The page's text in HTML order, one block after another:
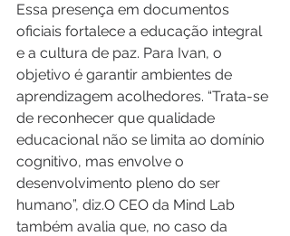
Essa presença em documentos
oficiais fortalece a educação integral
e a cultura de paz. Para Ivan, o
objetivo é garantir ambientes de
aprendizagem acolhedores. “Trata-se
de reconhecer que qualidade
educacional não se limita ao domínio
cognitivo, mas envolve o
desenvolvimento pleno do ser
humano”, diz.O CEO da Mind Lab
também avalia que, no caso da